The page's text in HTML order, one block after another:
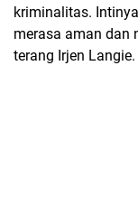
kriminalitas.
merasa aman dan
terang Irjen Langie.